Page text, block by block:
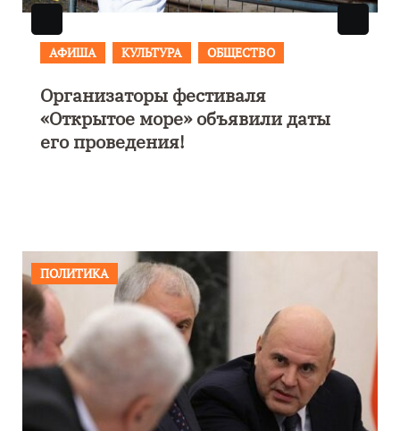
АФИША
В Калининграде пройдет
фестиваль искусств «Зимние
каникулы на Балтике»
ПОЛИТИКА